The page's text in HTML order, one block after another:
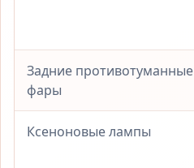
Задние противотуманные
фары
Ксеноновые лампы